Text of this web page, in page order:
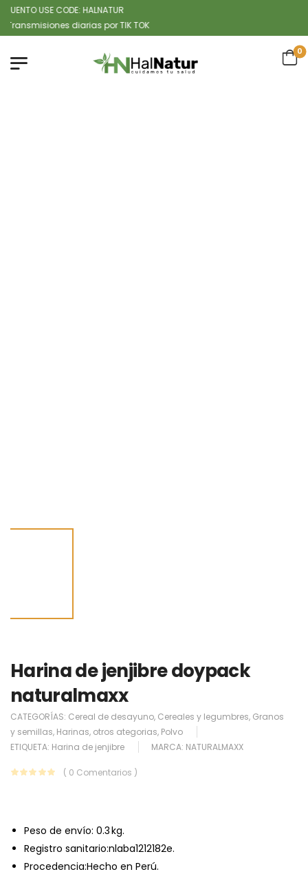
USE CODE: HALNATUR
diarias por TIK TOK
0
Harina de jenjibre doypack
naturalmaxx
CATEGORÍAS: Cereal de desayuno, Cereales y legumbres, Granos
y semillas, Harinas, otros ategorias, Polvo
ETIQUETA: Harina de jenjibre MARCA: NATURALMAXX
( 0 Comentarios )
Peso de envío: 0.3 kg.
Registro sanitario:nlaba1212182e.
Procedencia:Hecho en Perú.